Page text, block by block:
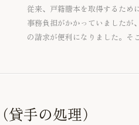
従来、戸籍謄本を取得するため
事務負担がかかっていましたが
の請求が便利になりました。そ
手の処理）